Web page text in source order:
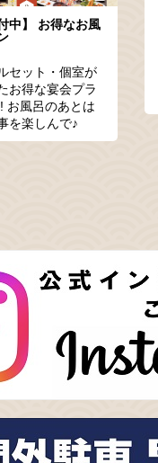
中】 お得なお風
セット・個室が
お得な宴会プラ
お風呂のあとは
を楽しんで♪